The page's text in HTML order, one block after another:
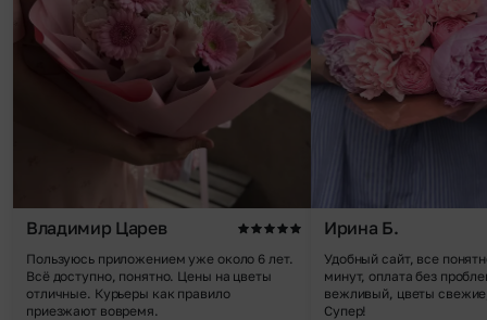
Владимир Царев
Пользуюсь приложением уже около 6 лет.
Всё доступно, понятно. Цены на цветы
отличные. Курьеры как правило
приезжают вовремя.
Ирина Б.
Удобный сайт, все
минут, оплата без
вежливый, цветы
Супер!